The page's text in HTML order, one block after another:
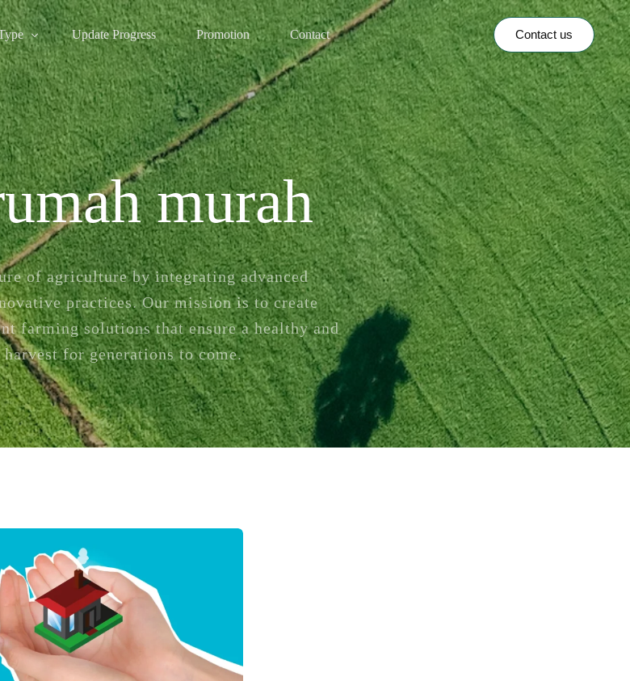
Subsidi
Non-Subsidi
Update Progress Promotion Contact Contact us
murah
of agriculture by integrating advanced
practices. Our mission is to create
farming solutions that ensure a healthy and
for generations to come.